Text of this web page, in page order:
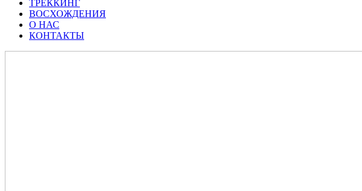
ТРЕККИНГ
ВОСХОЖДЕНИЯ
О НАС
КОНТАКТЫ